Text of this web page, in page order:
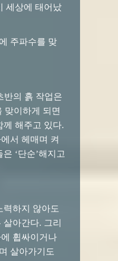
세상에 태어났
주파수를 맞
반의 흙 작업은
맞이하게 되면
께 해주고 있다.
서 헤매며 켜
은 ‘단순’해지고
력하지 않아도
살아간다. 그리
휩싸이거나
살아가기도